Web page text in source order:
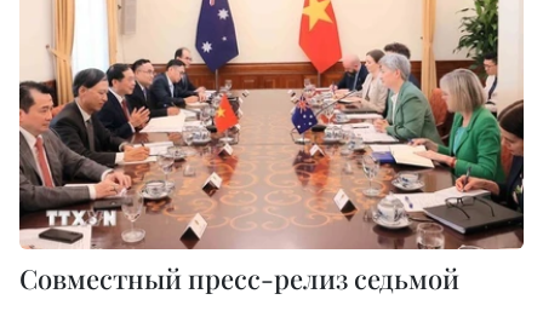
Совместный пресс-релиз седьмой